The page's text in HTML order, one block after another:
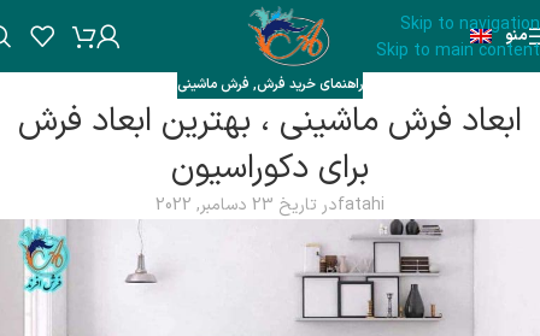
Skip to navigation
Skip to main content
منو
راهنمای خرید فرش, فرش ماشینی
ابعاد فرش ماشینی ، بهترین ابعاد فرش
برای دکوراسیون
fatahiدر تاریخ 23 دسامبر, 2022